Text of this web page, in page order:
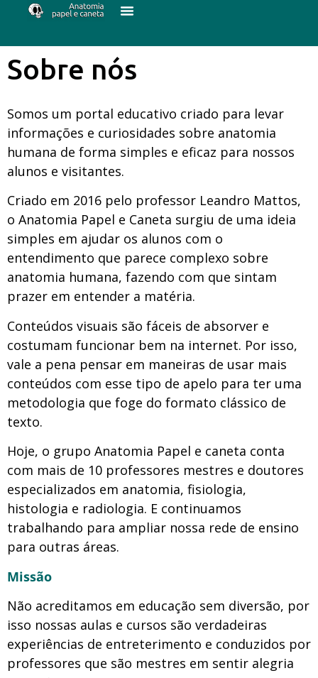
Sobre nós
Somos um portal educativo criado para levar
informações e curiosidades sobre anatomia
humana de forma simples e eficaz para nossos
alunos e visitantes.
Criado em 2016 pelo professor Leandro Mattos,
o Anatomia Papel e Caneta surgiu de uma ideia
simples em ajudar os alunos com o
entendimento que parece complexo sobre
anatomia humana, fazendo com que sintam
prazer em entender a matéria.
Conteúdos visuais são fáceis de absorver e
costumam funcionar bem na internet. Por isso,
vale a pena pensar em maneiras de usar mais
conteúdos com esse tipo de apelo para ter uma
metodologia que foge do formato clássico de
texto.
Hoje, o grupo Anatomia Papel e caneta conta
com mais de 10 professores mestres e doutores
especializados em anatomia, fisiologia,
histologia e radiologia. E continuamos
trabalhando para ampliar nossa rede de ensino
para outras áreas.
Missão
Não acreditamos em educação sem diversão, por
isso nossas aulas e cursos são verdadeiras
experiências de entreterimento e conduzidos por
professores que são mestres em sentir alegria